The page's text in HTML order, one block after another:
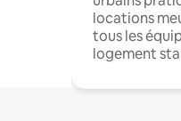
locations
tous les
logement